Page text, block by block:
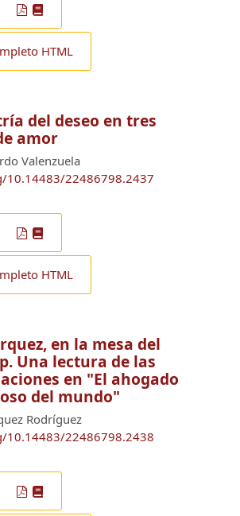
HTML
del deseo en tres
amor
Valenzuela
10.14483/22486798.2437
HTML
en la mesa del
Una lectura de las
en "El ahogado
del mundo"
Rodríguez
10.14483/22486798.2438